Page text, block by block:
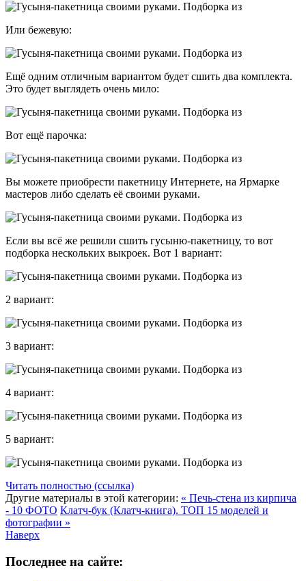
Или бежевую:
Ещё одним отличным вариантом будет сшить два комплекта.
Это будет выглядеть очень мило:
Вот ещё парочка:
Вы можете приобрести пакетницу Интернете, на Ярмарке
мастеров либо сделать её своими руками.
Если вы всё же решили сшить гусыню-пакетницу, то вот
подборка нескольких выкроек. Вот 1 вариант:
2 вариант:
3 вариант:
4 вариант:
5 вариант:
Читать полностью (ссылка)
Другие материалы в этой категории: « Печь-стена из кирпича
- 10 ФОТО Клатч-бук (Клатч-книга). ТОП 15 моделей и
фотографии »
Наверх
Последнее на сайте: